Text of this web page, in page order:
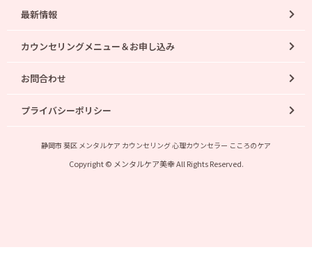
最新情報
カウンセリングメニュー＆お申し込み
お問合わせ
プライバシーポリシー
静岡市 葵区 メンタルケア カウンセリング 心理カウンセラー こころのケア
Copyright © メンタルケア美幸 All Rights Reserved.